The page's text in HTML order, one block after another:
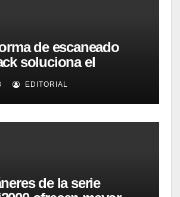
de escaneado
soluciona el
de costes y cuello de
los laboratorios
EDITORIAL
de la serie